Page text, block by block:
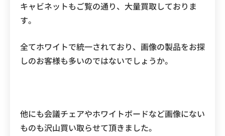
キャビネットもご覧の通り、大量買取しておりま
す。
全てホワイトで統一されており、画像の製品をお探
しのお客様も多いのではないでしょうか。
他にも会議チェアやホワイトボードなど画像にない
ものも沢山買い取らせて頂きました。